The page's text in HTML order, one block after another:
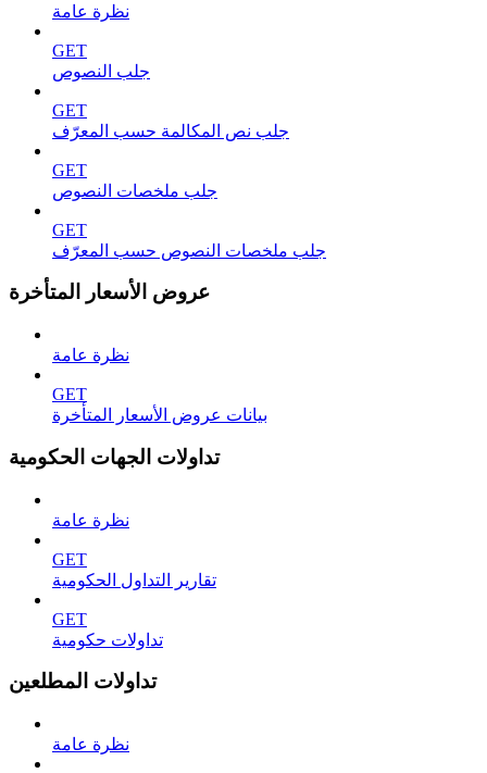
نظرة عامة
GET
جلب النصوص
GET
جلب نص المكالمة حسب المعرّف
GET
جلب ملخصات النصوص
GET
جلب ملخصات النصوص حسب المعرّف
عروض الأسعار المتأخرة
نظرة عامة
GET
بيانات عروض الأسعار المتأخرة
تداولات الجهات الحكومية
نظرة عامة
GET
تقارير التداول الحكومية
GET
تداولات حكومية
تداولات المطلعين
نظرة عامة